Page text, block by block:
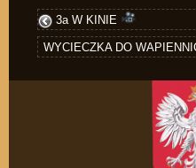
3a W KINIE
WYCIECZKA DO